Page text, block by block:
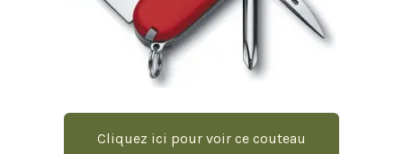
Cliquez ici pour voir ce couteau